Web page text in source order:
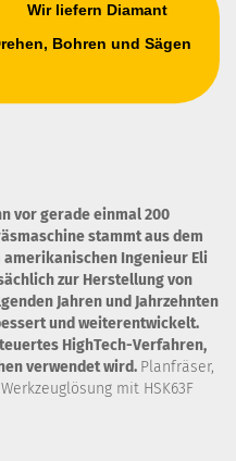
Wir liefern Diamant
Bohren und Sägen
vor gerade einmal 200
stammt aus dem
amerikanischen Ingenieur Eli
zur Herstellung von
Jahren und Jahrzehnten
und weiterentwickelt.
HighTech-Verfahren,
verwendet wird. Planfräser,
mit HSK63F